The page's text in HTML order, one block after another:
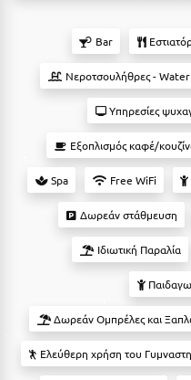
Βραχάτι Κορινθίας
Γαλαξiδι
Γύθειο
Δ
Δες όλες τις προσφορές
Δες όλα τα πακέτα διακοπών
Bar
Νεροτσουλήθρες -
Υπηρεσίες
Εξοπλισμός καφέ/
Spa Free WiFi
Δωρεάν στάθμευση
Ιδιωτική Παραλία
Δωρεάν Ομπρέλες και
Ελεύθερη χρήση του